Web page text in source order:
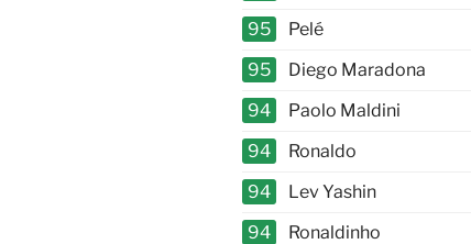
95
Pelé
95
Diego Maradona
94
Paolo Maldini
94
Ronaldo
94
Lev Yashin
94
Ronaldinho